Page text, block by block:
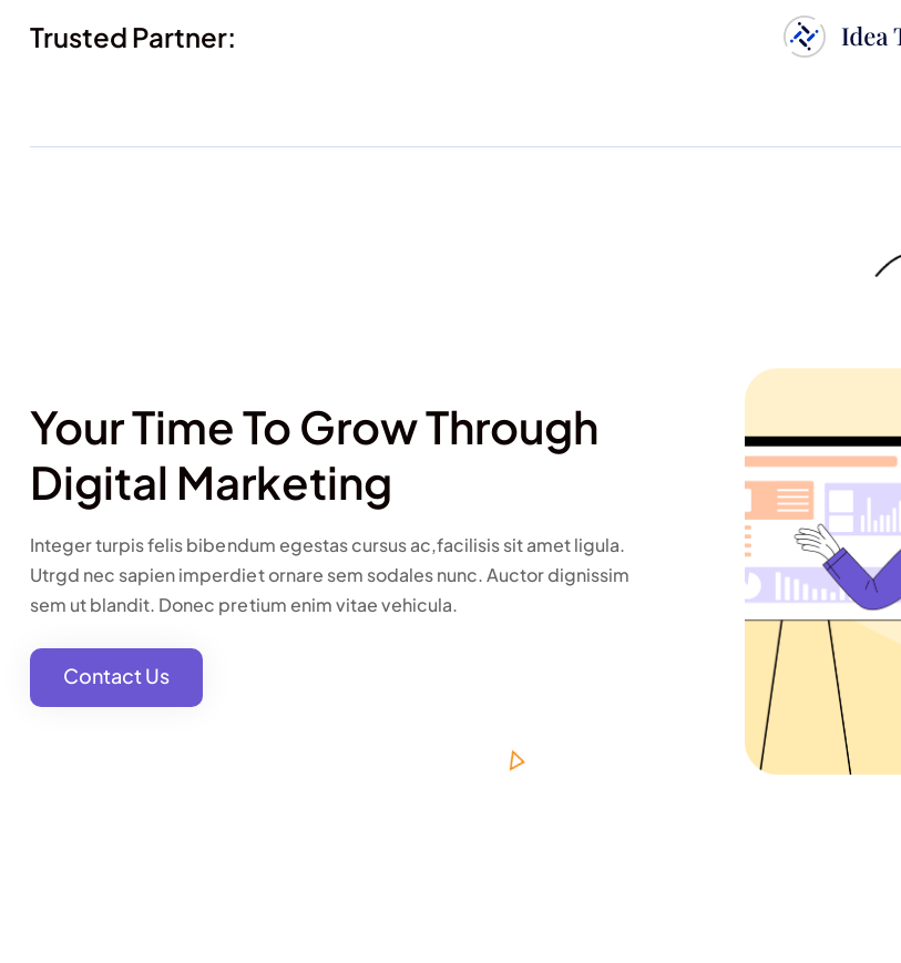
Trusted Partner:
Your Time To Grow Through
Digital Marketing
Integer turpis felis bibendum egestas cursus ac,facilisis sit amet ligula.
Utrgd nec sapien imperdiet ornare sem sodales nunc. Auctor dignissim
sem ut blandit. Donec pretium enim vitae vehicula.
Contact Us
Contact Us